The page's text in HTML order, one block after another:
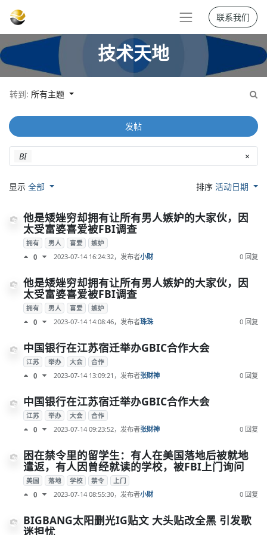
联系我们
技术天地
转到: 所有主题
BI ×
发帖
显示 全部 排序活动日期
他是矮矬穷却拥有让所有男人嫉妒的大家伙，因
太受富婆喜爱被FBI调查
拥有 男人 喜爱 嫉妒
0 2023-07-14 16:24:32，发布者小财 0 回复
他是矮矬穷却拥有让所有男人嫉妒的大家伙，因
太受富婆喜爱被FBI调查
拥有 男人 喜爱 嫉妒
0 2023-07-14 14:08:46，发布者珠珠 0 回复
中国银行在江苏宿迁举办GBIC合作大会
江苏 举办 大会 合作
0 2023-07-14 13:09:21 ，发布者张财神 0 回复
中国银行在江苏宿迁举办GBIC合作大会
江苏 举办 大会 合作
0 2023-07-14 09:23:52，发布者张财神 0 回复
困在禁令里的留学生：有人在美国落地后被就地
遣返，有人因曾经就读的学校，被FBI上门询问
美国 落地 学校 禁令 上门
0 2023-07-14 08:55:30，发布者小财 0 回复
BIGBANG太阳删光IG贴文 大头贴改全黑 引发歌
迷担忧